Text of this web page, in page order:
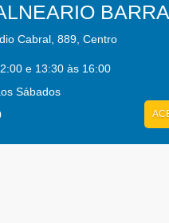
Cabral, 889, Centro
e 13:30 às 16:00
Sábados